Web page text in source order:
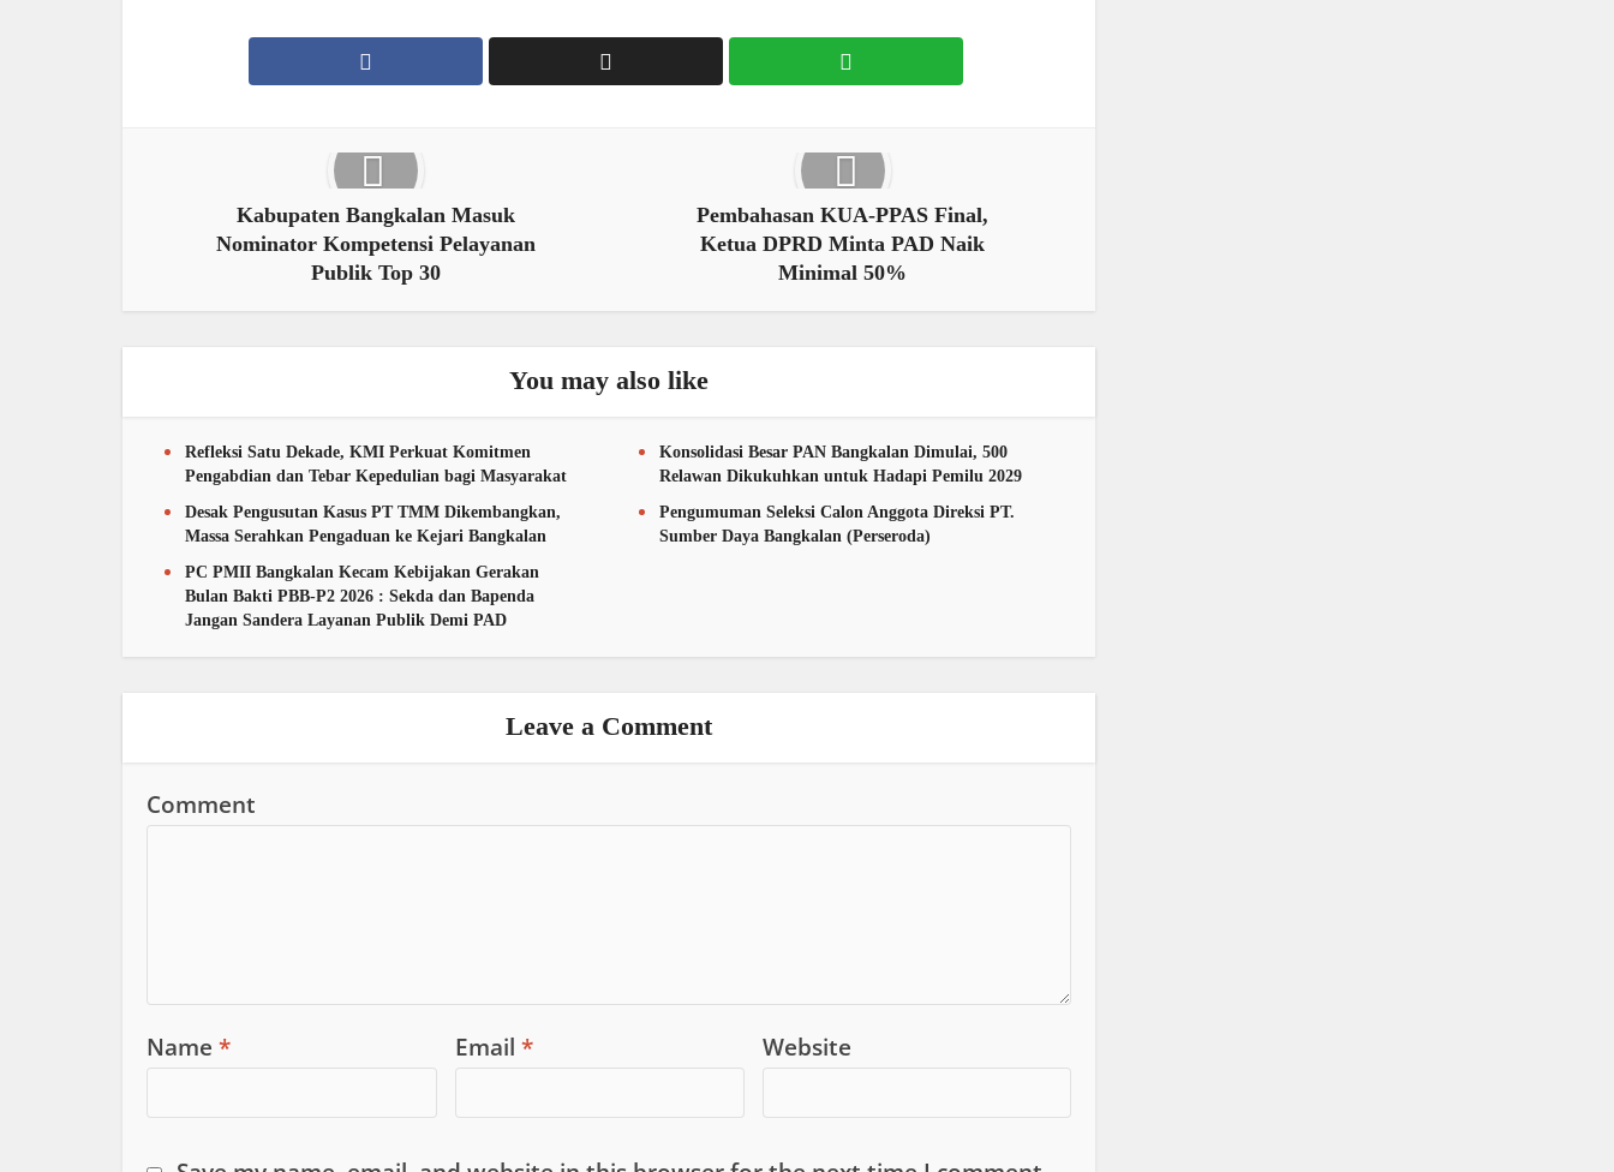
Kabupaten Bangkalan Masuk
Nominator Kompetensi Pelayanan
Publik Top 30
Pembahasan KUA-PPAS Final,
Ketua DPRD Minta PAD Naik
Minimal 50%
You may also like
Refleksi Satu Dekade, KMI Perkuat Komitmen
Pengabdian dan Tebar Kepedulian bagi Masyarakat
Konsolidasi Besar PAN Bangkalan Dimulai, 500
Relawan Dikukuhkan untuk Hadapi Pemilu 2029
Desak Pengusutan Kasus PT TMM Dikembangkan,
Massa Serahkan Pengaduan ke Kejari Bangkalan
Pengumuman Seleksi Calon Anggota Direksi PT.
Sumber Daya Bangkalan (Perseroda)
PC PMII Bangkalan Kecam Kebijakan Gerakan
Bulan Bakti PBB-P2 2026 : Sekda dan Bapenda
Jangan Sandera Layanan Publik Demi PAD
Leave a Comment
Comment
Name * Email * Website